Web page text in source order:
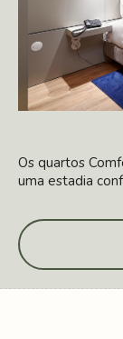
Os quartos
uma estadia